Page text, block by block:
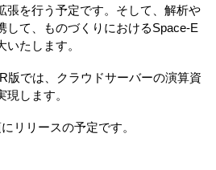
張を行う予定です。そして、解析や
して、ものづくりにおけるSpace-E
たします。
版では、クラウドサーバーの演算資
します。
リリースの予定です。